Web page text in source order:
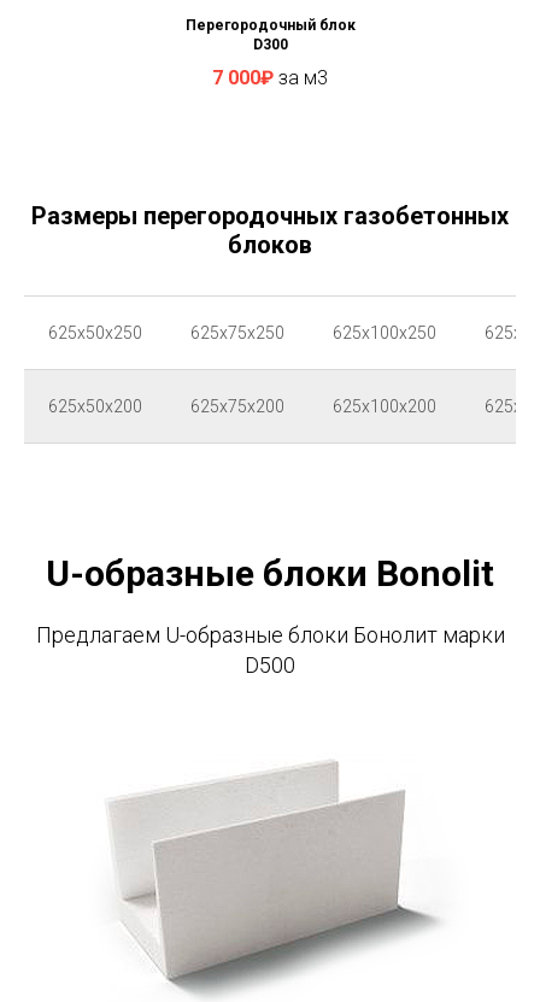
Перегородочный блок
D300
7 000₽ за м3
Размеры перегородочных газобетонных
блоков
625x50x250 625x75x250 625x100x250
625x50x200 625x75x200 625x100x200
U-образные блоки Bonolit
Предлагаем U-образные блоки Бонолит марки
D500